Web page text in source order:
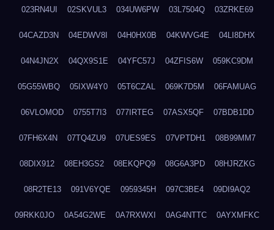
023RN4UI 02SKVUL3 034UW6PW 03L7504Q 03ZRKE69
04CAZD3N 04EDWV8I 04H0HX0B 04KWVG4E 04LI8DHX
04N4JN2X 04QX9S1E 04YFC57J 04ZFIS6W 059KC9DM
05G55WBQ 05IXW4Y0 05T6CZAL 069K7D5M 06FAMUAG
06VLOMOD 0755T7I3 077IRTEG 07ASX5QF 07BDB1DD
07FH6X4N 07TQ4ZU9 07UES9ES 07VPTDH1 08B99MM7
08DIX912 08EH3GS2 08EKQPQ9 08G6A3PD 08HJRZKG
08R2TE13 091V6YQE 0959345H 097C3BE4 09DI9AQ2
09RKK0JO 0A54G2WE 0A7RXWXI 0AG4NTTC 0AYXMFKC